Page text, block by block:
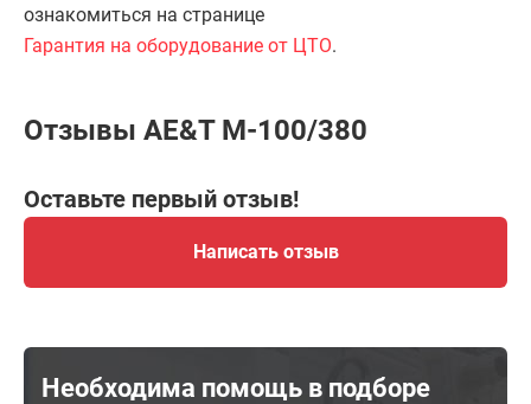
ознакомиться на странице
Гарантия на оборудование от ЦТО.
Отзывы AE&T M-100/380
Оставьте первый отзыв!
Написать отзыв
Необходима помощь в подборе